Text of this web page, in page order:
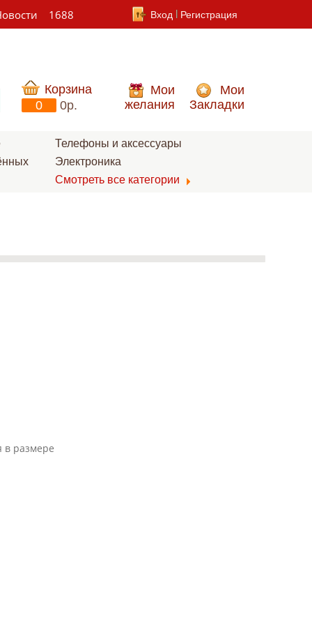
1688 Вход Регистрация
Корзина
0
0p.
Мои
желания
Мои
Закладки
Телефоны и аксессуары
Электроника
Смотреть все категории
в размере